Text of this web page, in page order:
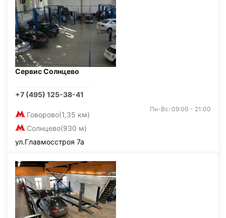
Сервис Солнцево
+7 (495) 125-38-41
Говорово(1,35 км)
Солнцево(930 м)
Пн-Вс: 09:00 - 21:00
ул.Главмосстроя 7а